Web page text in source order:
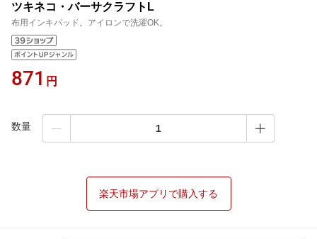
ツキネコ・バーサクラフトL
布用インキパッド。アイロンで洗濯OK。
871 円
数量
楽天市場アプリで購入する